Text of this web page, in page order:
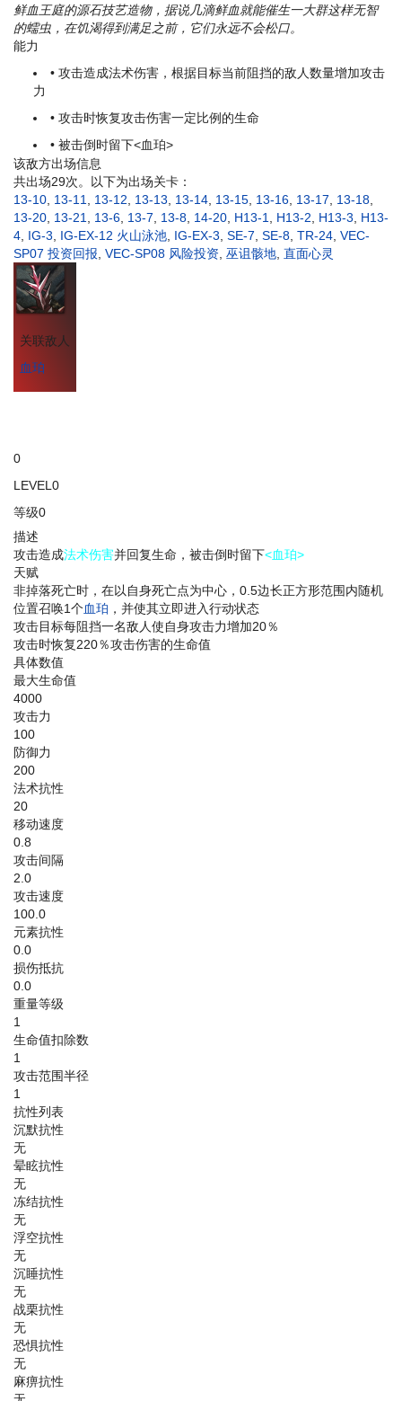
鲜血王庭的源石技艺造物，据说几滴鲜血就能催生一大群这样无智
的蠕虫，在饥渴得到满足之前，它们永远不会松口。
能力
• 攻击造成法术伤害，根据目标当前阻挡的敌人数量增加攻击
力
• 攻击时恢复攻击伤害一定比例的生命
• 被击倒时留下<血珀>
该敌方出场信息
共出场29次。以下为出场关卡：
13-10, 13-11, 13-12, 13-13, 13-14, 13-15, 13-16, 13-17, 13-18,
13-20, 13-21, 13-6, 13-7, 13-8, 14-20, H13-1, H13-2, H13-3, H13-
4, IG-3, IG-EX-12 火山泳池, IG-EX-3, SE-7, SE-8, TR-24, VEC-
SP07 投资回报, VEC-SP08 风险投资, 巫诅骸地, 直面心灵
关联敌人
血珀
0
LEVEL0
等级0
描述
攻击造成法术伤害并回复生命，被击倒时留下<血珀>
天赋
非掉落死亡时，在以自身死亡点为中心，0.5边长正方形范围内随机
位置召唤1个血珀 ，并使其立即进入行动状态
攻击目标每阻挡一名敌人使自身攻击力增加20％
攻击时恢复220％攻击伤害的生命值
具体数值
最大生命值
4000
攻击力
100
防御力
200
法术抗性
20
移动速度
0.8
攻击间隔
2.0
攻击速度
100.0
元素抗性
0.0
损伤抵抗
0.0
重量等级
1
生命值扣除数
1
攻击范围半径
1
抗性列表
沉默抗性
无
晕眩抗性
无
冻结抗性
无
浮空抗性
无
沉睡抗性
无
战栗抗性
无
恐惧抗性
无
麻痹抗性